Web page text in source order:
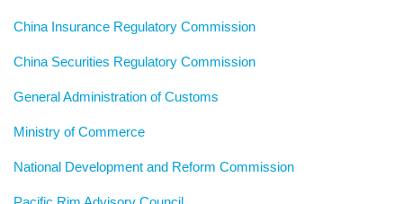
China Insurance Regulatory Commission
China Securities Regulatory Commission
General Administration of Customs
Ministry of Commerce
National Development and Reform Commission